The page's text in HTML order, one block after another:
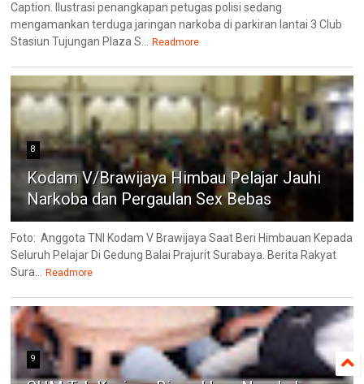
Caption. Ilustrasi penangkapan petugas polisi sedang
mengamankan terduga jaringan narkoba di parkiran lantai 3 Club
Stasiun Tujungan Plaza S... Readmore
8
Kodam V/Brawijaya Himbau Pelajar Jauhi
Narkoba dan Pergaulan Sex Bebas
Foto: Anggota TNI Kodam V Brawijaya Saat Beri Himbauan Kepada
Seluruh Pelajar Di Gedung Balai Prajurit Surabaya. Berita Rakyat
Sura... Readmore
9